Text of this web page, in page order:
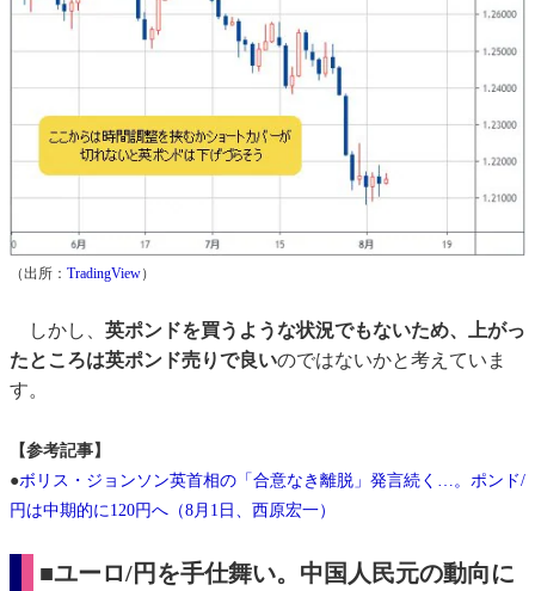
（出所： TradingView）
しかし、 英ポンドを買うような状況でもないため、上がっ
たところは英ポンド売りで良いのではないかと考えていま
す。
【参考記事】
●ボリス・ジョンソン英首相の「合意なき離脱」発言続く…。ポンド/
円は中期的に120円へ（8月1日、西原宏一）
■ユーロ/円を手仕舞い。中国人民元の動向に